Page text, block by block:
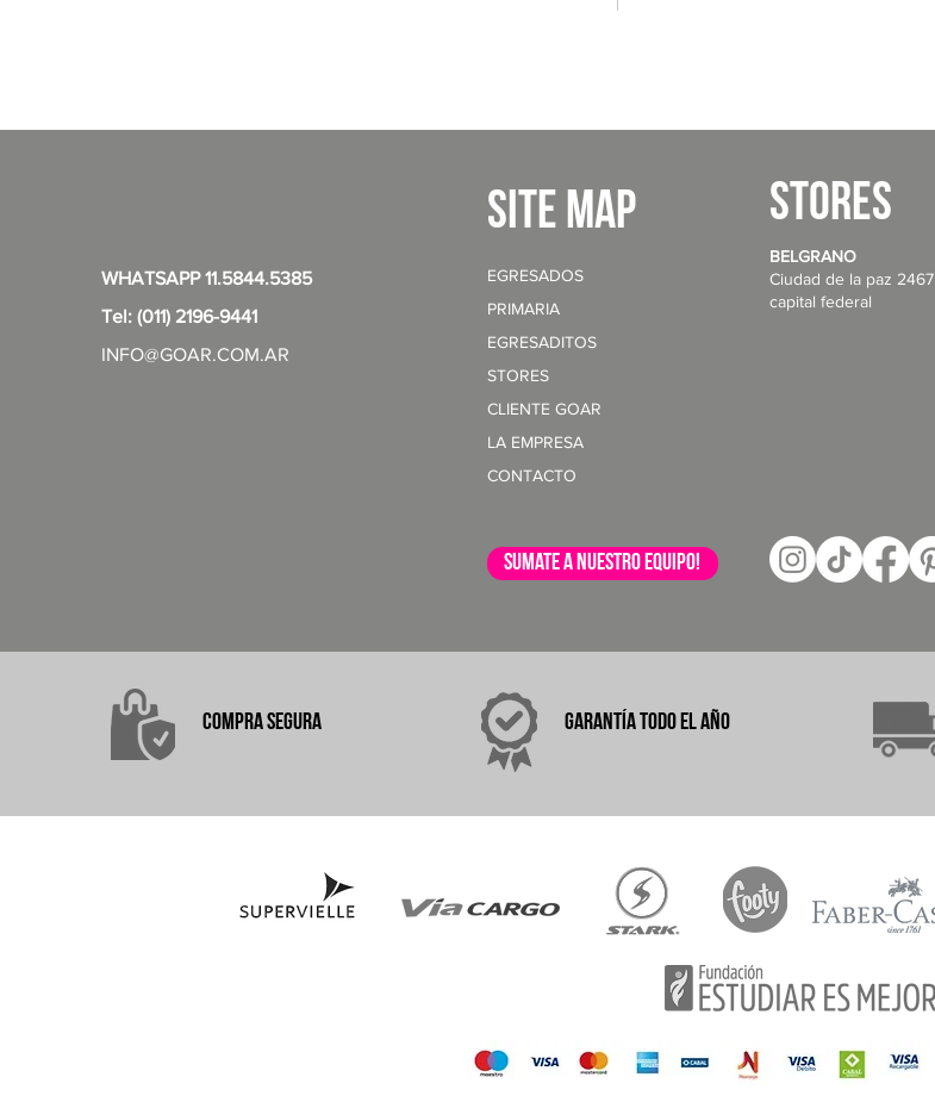
WHATSAPP 11.5844.5385
Tel: (011) 2196-9441
INFO@GOAR.COM.AR
site map
EGRESADOS
PRIMARIA
EGRESADITOS
STORES
CLIENTE GOAR
LA EMPRESA
CONTACTO
sumate a nuestro equipo!
STORES
BELGRANO
Ciudad de la paz 2467
capital federal
COMPRASEGURA garantÍA TODO EL AÑO